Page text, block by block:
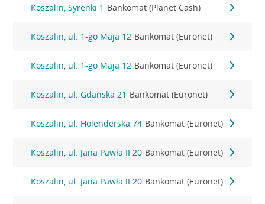
Koszalin, Syrenki 1 Bankomat (Planet Cash)
Koszalin, ul. 1-go Maja 12 Bankomat (Euronet)
Koszalin, ul. 1-go Maja 12 Bankomat (Euronet)
Koszalin, ul. Gdańska 21 Bankomat (Euronet)
Koszalin, ul. Holenderska 74 Bankomat (Euronet)
Koszalin, ul. Jana Pawła II 20 Bankomat (Euronet)
Koszalin, ul. Jana Pawła II 20 Bankomat (Euronet)